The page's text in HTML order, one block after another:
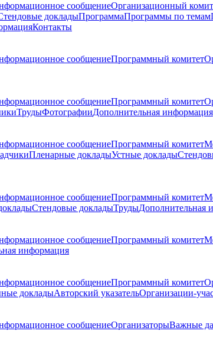
сообщениеОрганизационный
докладыПрограммаПрограммы по темам
Контакты
сообщениеПрограммный комитет
сообщениеПрограммный комитет
ТрудыФотографииДополнительная информация
сообщениеПрограммный комитет
Пленарные докладыУстные доклады
сообщениеПрограммный комитет
Стендовые докладыТрудыДополнительная
сообщениеПрограммный комитет
информация
сообщениеПрограммный комитет
докладыАвторский указательОрганизации-
сообщениеОрганизаторыВажные